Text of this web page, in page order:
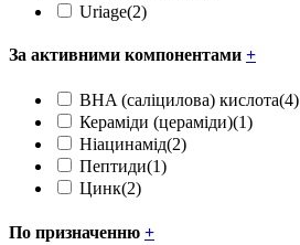
Uriage(2)
За активними компонентами +
BHA (саліцилова) кислота(4)
Кераміди (цераміди)(1)
Ніацинамід(2)
Пептиди(1)
Цинк(2)
По призначенню +